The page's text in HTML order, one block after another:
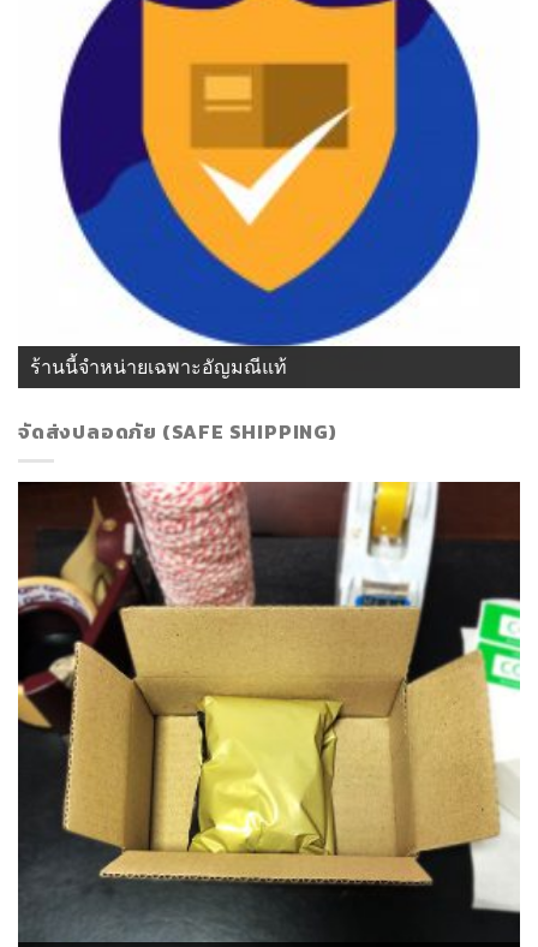
ร้านนี้จำหน่ายเฉพาะอัญมณีแท้
จัดส่งปลอดภัย (SAFE SHIPPING)